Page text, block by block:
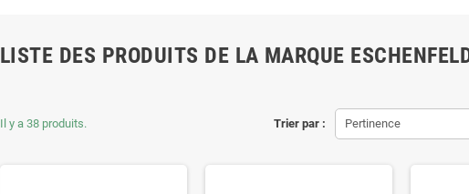
LISTE DES PRODUITS DE LA MARQUE
Trier par : Pertinence
Il y a 38 produits.